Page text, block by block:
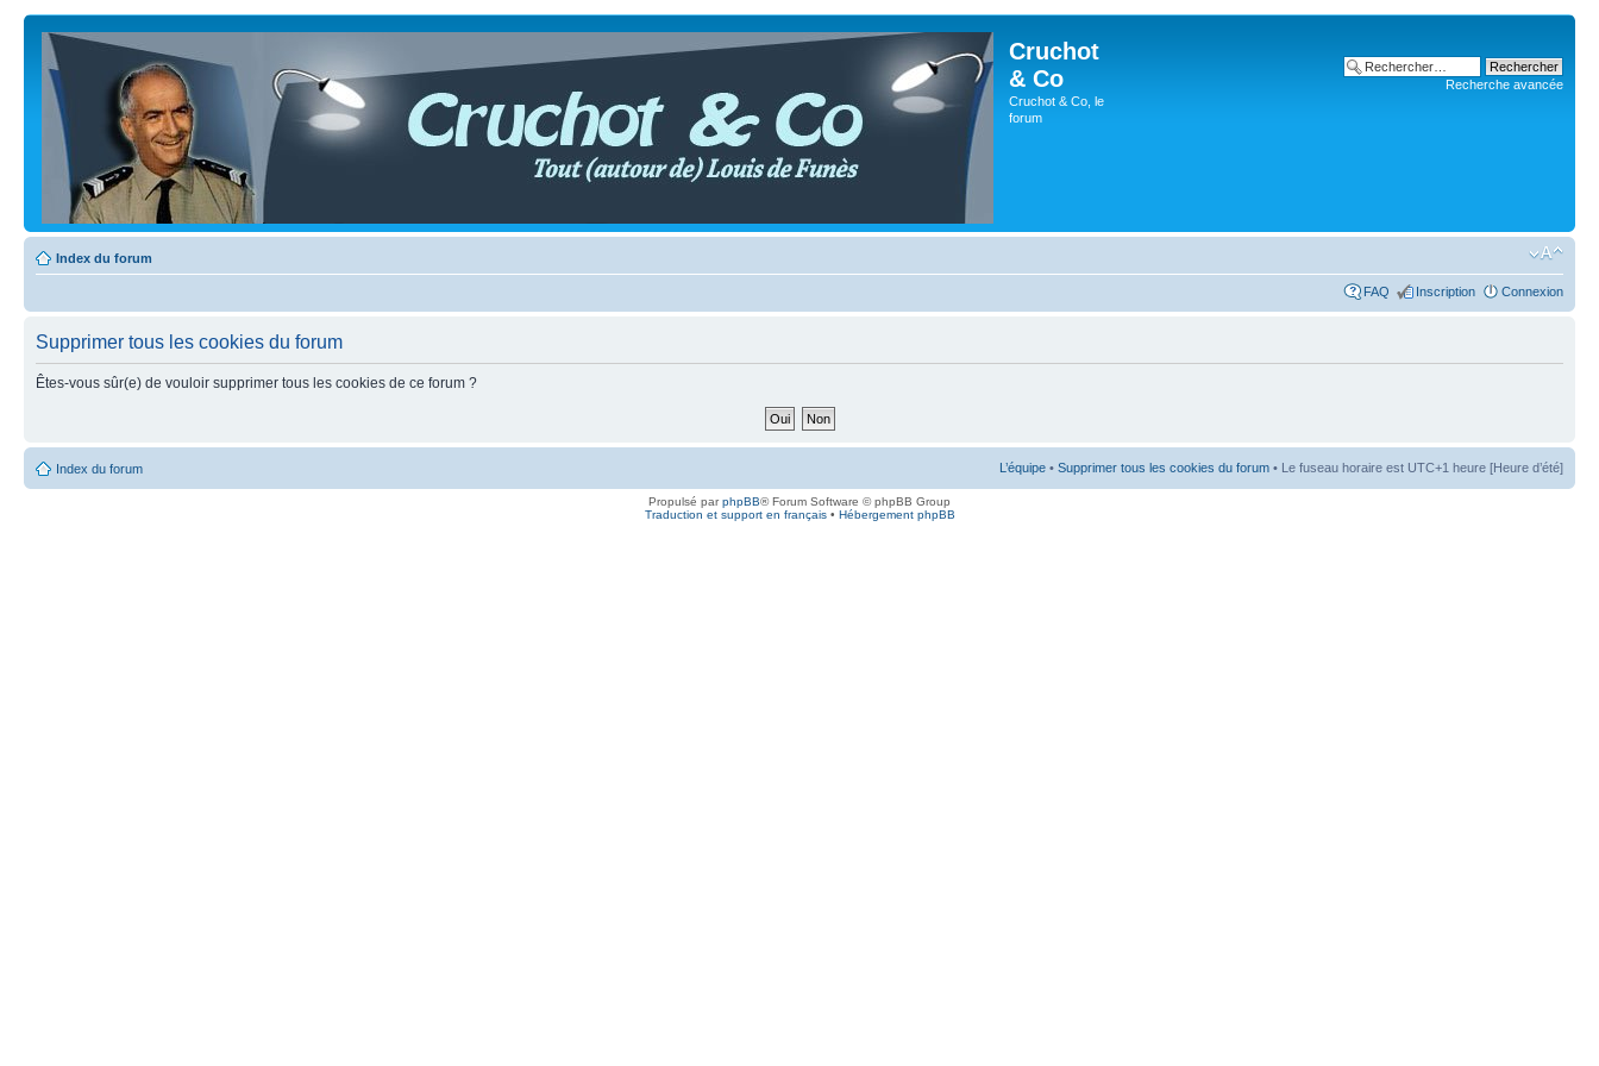
Cruchot
& Co
Cruchot & Co, le
forum
Recherche avancée
Index du forum
FAQ Inscription Connexion
Supprimer tous les cookies du forum
Êtes-vous sûr(e) de vouloir supprimer tous les cookies de ce forum ?
Index du forum L’équipe • Supprimer tous les cookies du forum • Le fuseau horaire est UTC+1 heure [Heure d’été]
Propulsé parphpBB® Forum Software © phpBB Group
Traduction et support en français• Hébergement phpBB